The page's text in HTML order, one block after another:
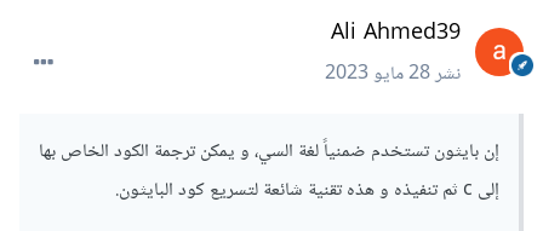
Ali Ahmed39
نشر28 مايو 2023
إن بايثون تستخدم ضمنياً لغة السي، و يمكن ترجمة الكود الخاص بها
إلى c ثم تنفيذه و هذه تقنية شائعة لتسريع كود البايثون.